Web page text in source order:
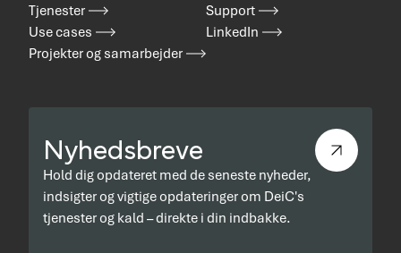
Tjenester
Use cases
Projekter og samarbejder
Support
LinkedIn
Nyhedsbreve
Hold dig opdateret med de seneste nyheder,
indsigter og vigtige opdateringer om DeiC's
tjenester og kald – direkte i din indbakke.